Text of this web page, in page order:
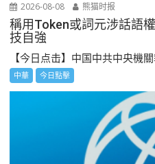
2026-08-08 熊猫时报
稱用Token或詞元涉話語
技自強
【今日点击】中国中共中央機
中華 今日點擊